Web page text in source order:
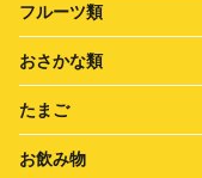
フルーツ類
おさかな類
たまご
お飲み物